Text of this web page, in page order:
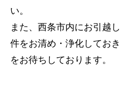
い。
また、西条市内にお引越
件をお清め・浄化してお
をお待ちしております。